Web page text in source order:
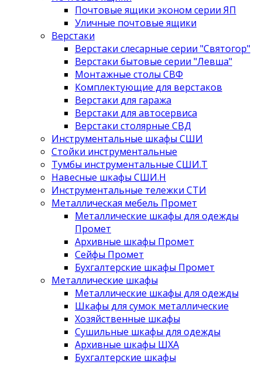
Почтовые ящики эконом серии ЯП
Уличные почтовые ящики
Верстаки
Верстаки слесарные серии "Святогор"
Верстаки бытовые серии "Левша"
Монтажные столы СВФ
Комплектующие для верстаков
Верстаки для гаража
Верстаки для автосервиса
Верстаки столярные СВД
Инструментальные шкафы СШИ
Стойки инструментальные
Тумбы инструментальные СШИ.Т
Навесные шкафы СШИ.Н
Инструментальные тележки СТИ
Металлическая мебель Промет
Металлические шкафы для одежды
Промет
Архивные шкафы Промет
Сейфы Промет
Бухгалтерские шкафы Промет
Металлические шкафы
Металлические шкафы для одежды
Шкафы для сумок металлические
Хозяйственные шкафы
Сушильные шкафы для одежды
Архивные шкафы ШХА
Бухгалтерские шкафы